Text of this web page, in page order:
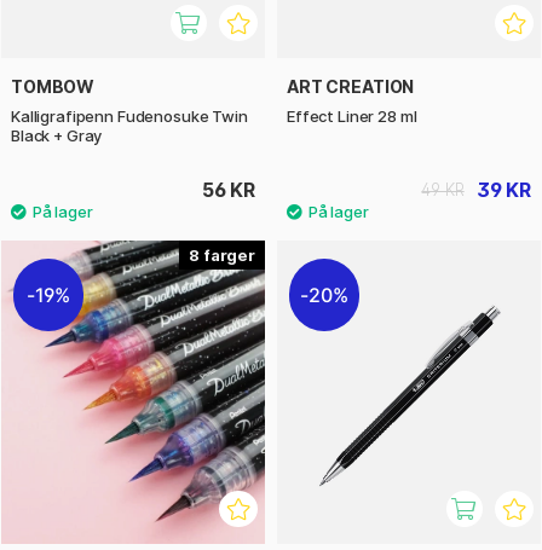
TOMBOW
Kalligrafipenn Fudenosuke Twin
Black + Gray
56 KR
ART CREATION
Effect Liner 28 ml
39 KR
49 KR
8
19% 20%